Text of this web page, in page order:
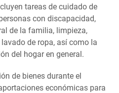
tareas de cuidado de
con discapacidad,
de la familia, limpieza,
de ropa, así como la
del hogar en general.
de bienes durante el
económicas para